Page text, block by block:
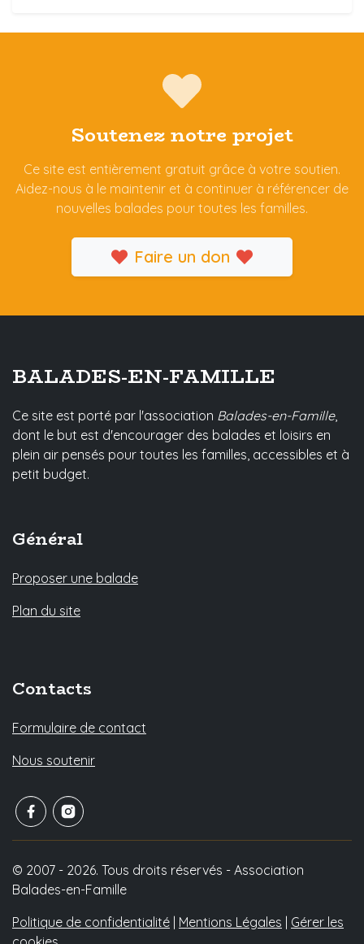
Soutenez notre projet
Ce site est entièrement gratuit grâce à votre soutien.
Aidez-nous à le maintenir et à continuer à référencer de
nouvelles balades pour toutes les familles.
Faire un don
BALADES-EN-FAMILLE
Ce site est porté par l'association Balades-en-Famille,
dont le but est d'encourager des balades et loisirs en
plein air pensés pour toutes les familles, accessibles et à
petit budget.
Général
Proposer une balade
Plan du site
Contacts
Formulaire de contact
Nous soutenir
© 2007 - 2026. Tous droits réservés - Association
Balades-en-Famille
Politique de confidentialité Mentions Légales
Gérer les